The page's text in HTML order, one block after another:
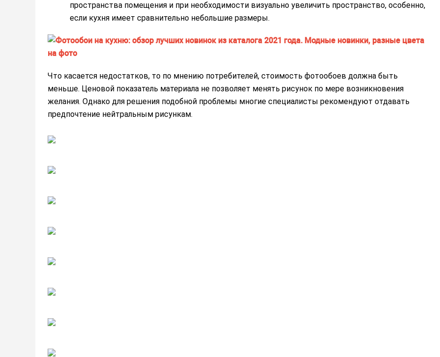
пространства помещения и при необходимости визуально увеличить пространство, особенно,
если кухня имеет сравнительно небольшие размеры.
Что касается недостатков, то по мнению потребителей, стоимость фотообоев должна быть
меньше. Ценовой показатель материала не позволяет менять рисунок по мере возникновения
желания. Однако для решения подобной проблемы многие специалисты рекомендуют отдавать
предпочтение нейтральным рисункам.